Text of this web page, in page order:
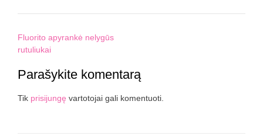
Post
navigation
Fluorito apyrankė nelygūs
rutuliukai
Parašykite komentarą
Tik prisijungę vartotojai gali komentuoti.